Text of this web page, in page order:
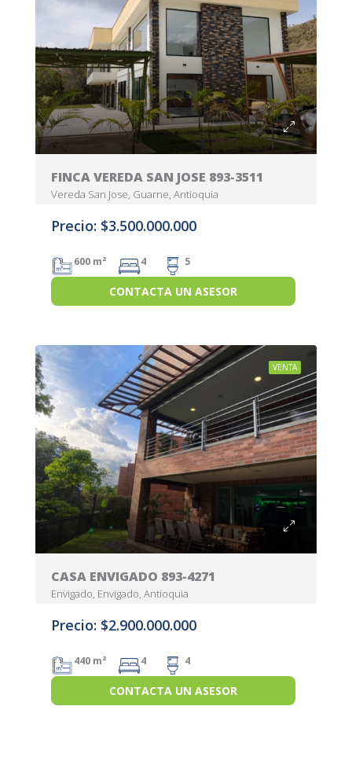
FINCA VEREDA SAN JOSE 893-3511
Vereda San Jose, Guarne, Antioquia
Precio: $3.500.000.000
600 m² 4 5
CONTACTA UN ASESOR
VENTA
CASA ENVIGADO 893-4271
Envigado, Envigado, Antioquia
Precio: $2.900.000.000
440 m² 4 4
CONTACTA UN ASESOR